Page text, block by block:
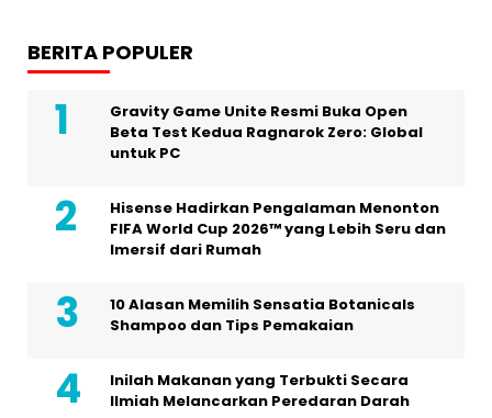
BERITA POPULER
Gravity Game Unite Resmi Buka Open
Beta Test Kedua Ragnarok Zero: Global
untuk PC
Hisense Hadirkan Pengalaman Menonton
FIFA World Cup 2026™ yang Lebih Seru dan
Imersif dari Rumah
10 Alasan Memilih Sensatia Botanicals
Shampoo dan Tips Pemakaian
Inilah Makanan yang Terbukti Secara
Ilmiah Melancarkan Peredaran Darah